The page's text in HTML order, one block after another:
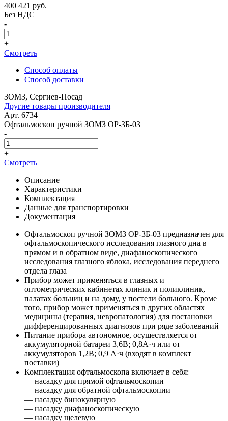
400 421 руб.
Без НДС
-
+
Смотреть
Способ оплаты
Способ доставки
ЗОМЗ, Сергиев-Посад
Другие товары производителя
Арт. 6734
Офтальмоскоп ручной ЗОМЗ ОР-3Б-03
-
+
Смотреть
Описание
Характеристики
Комплектация
Данные для транспортировки
Документация
Офтальмоскоп ручной ЗОМЗ ОР-3Б-03 предназначен для
офтальмоскопического исследования глазного дна в
прямом и в обратном виде, диафаноскопического
исследования глазного яблока, исследования переднего
отдела глаза
Прибор может применяться в глазных и
оптометрических кабинетах клиник и поликлиник,
палатах больниц и на дому, у постели больного. Кроме
того, прибор может применяться в других областях
медицины (терапия, невропатология) для постановки
дифференцированных диагнозов при ряде заболеваний
Питание прибора автономное, осуществляется от
аккумуляторной батареи 3,6В; 0,8А·ч или от
аккумуляторов 1,2В; 0,9 А·ч (входят в комплект
поставки)
Комплектация офтальмоскопа включает в себя:
— насадку для прямой офтальмоскопии
— насадку для обратной офтальмоскопии
— насадку бинокулярную
— насадку диафаноскопическую
— насадку щелевую